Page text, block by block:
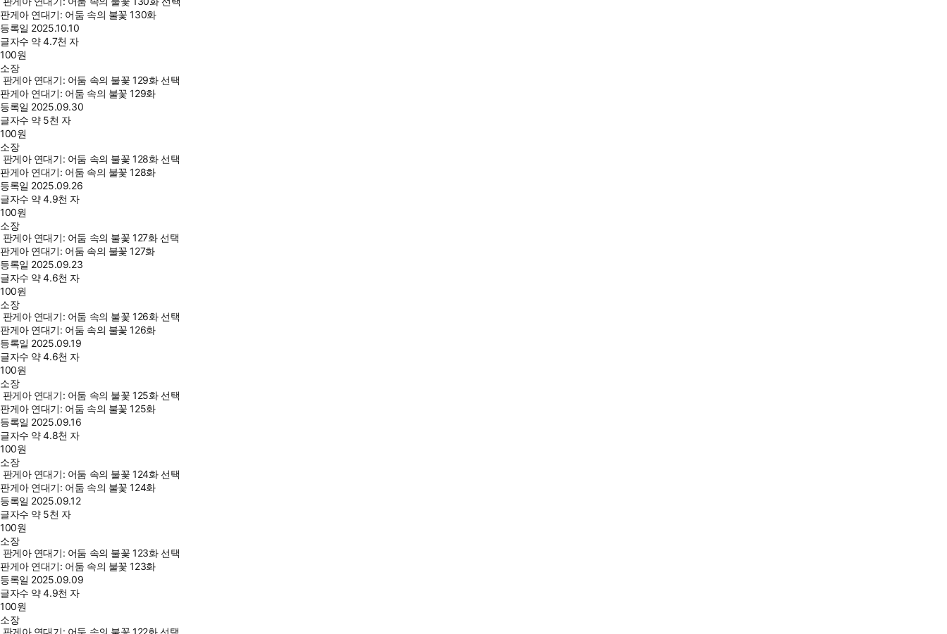
판게아 연대기: 어둠 속의 불꽃 130화
등록일 2025.10.10
글자수 약 4.7천 자
100원
소장
판게아 연대기: 어둠 속의 불꽃 129화 선택
판게아 연대기: 어둠 속의 불꽃 129화
등록일 2025.09.30
글자수 약 5천 자
100원
소장
판게아 연대기: 어둠 속의 불꽃 128화 선택
판게아 연대기: 어둠 속의 불꽃 128화
등록일 2025.09.26
글자수 약 4.9천 자
100원
소장
판게아 연대기: 어둠 속의 불꽃 127화 선택
판게아 연대기: 어둠 속의 불꽃 127화
등록일 2025.09.23
글자수 약 4.6천 자
100원
소장
판게아 연대기: 어둠 속의 불꽃 126화 선택
판게아 연대기: 어둠 속의 불꽃 126화
등록일 2025.09.19
글자수 약 4.6천 자
100원
소장
판게아 연대기: 어둠 속의 불꽃 125화 선택
판게아 연대기: 어둠 속의 불꽃 125화
등록일 2025.09.16
글자수 약 4.8천 자
100원
소장
판게아 연대기: 어둠 속의 불꽃 124화 선택
판게아 연대기: 어둠 속의 불꽃 124화
등록일 2025.09.12
글자수 약 5천 자
100원
소장
판게아 연대기: 어둠 속의 불꽃 123화 선택
판게아 연대기: 어둠 속의 불꽃 123화
등록일 2025.09.09
글자수 약 4.9천 자
100원
소장